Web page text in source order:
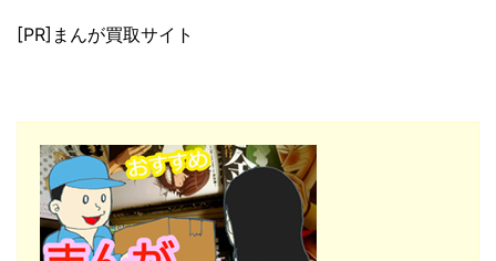
[PR]まんが買取サイト